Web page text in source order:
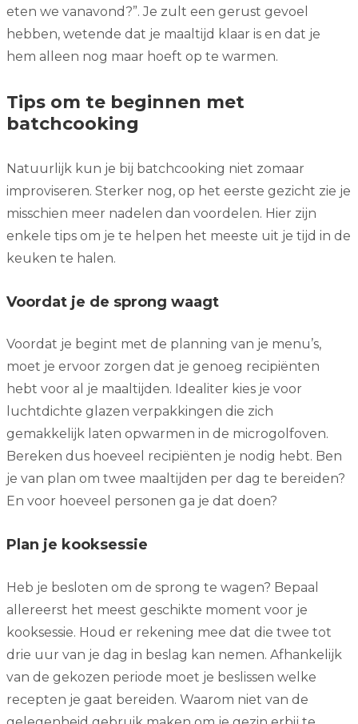
eten we vanavond?”. Je zult een gerust gevoel
hebben, wetende dat je maaltijd klaar is en dat je
hem alleen nog maar hoeft op te warmen.
Tips om te beginnen met
batchcooking
Natuurlijk kun je bij batchcooking niet zomaar
improviseren. Sterker nog, op het eerste gezicht zie je
misschien meer nadelen dan voordelen. Hier zijn
enkele tips om je te helpen het meeste uit je tijd in de
keuken te halen.
Voordat je de sprong waagt
Voordat je begint met de planning van je menu’s,
moet je ervoor zorgen dat je genoeg recipiënten
hebt voor al je maaltijden. Idealiter kies je voor
luchtdichte glazen verpakkingen die zich
gemakkelijk laten opwarmen in de microgolfoven.
Bereken dus hoeveel recipiënten je nodig hebt. Ben
je van plan om twee maaltijden per dag te bereiden?
En voor hoeveel personen ga je dat doen?
Plan je kooksessie
Heb je besloten om de sprong te wagen? Bepaal
allereerst het meest geschikte moment voor je
kooksessie. Houd er rekening mee dat die twee tot
drie uur van je dag in beslag kan nemen. Afhankelijk
van de gekozen periode moet je beslissen welke
recepten je gaat bereiden. Waarom niet van de